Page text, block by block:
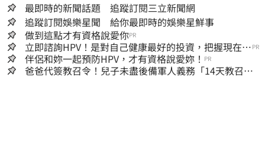
最即時的新聞話題 追蹤訂閱三立新聞網
追蹤訂閱娛樂星聞 給你最即時的娛樂星鮮事
做到這點才有資格說愛你PR
立即諮詢HPV！是對自己健康最好的投資，把握現在不
嫌晚！
PR
伴侶和妳一起預防HPV，才有資格說愛妳！ PR
爸爸代簽教召令！兒子未盡後備軍人義務「14天教召不